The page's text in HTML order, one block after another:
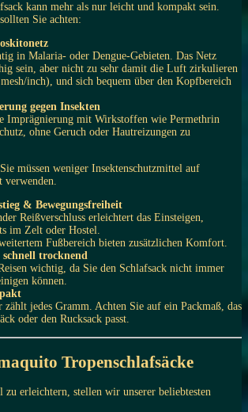
kann mehr als nur leicht und kompakt sein.
Sie achten:
in Malaria- oder Dengue-Gebieten. Das Netz
sein, aber nicht zu sehr damit die Luft zirkulieren
inch), und sich bequem über den Kopfbereich
gegen Insekten
Imprägnierung mit Wirkstoffen wie Permethrin
ohne Geruch oder Hautreizungen zu
müssen weniger Insektenschutzmittel auf
verwenden.
& Bewegungsfreiheit
Reißverschluss erleichtert das Einsteigen,
im Zelt oder Hostel.
Fußbereich bieten zusätzlichen Komfort.
trocknend
wichtig, da Sie den Schlafsack nicht immer
können.
zählt jedes Gramm. Achten Sie auf ein Packmaß, das
oder den Rucksack passt.
Tropenschlafsäcke
zu erleichtern, stellen wir unserer beliebtesten